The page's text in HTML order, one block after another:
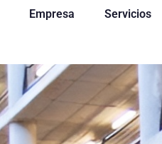
Empresa Servicios